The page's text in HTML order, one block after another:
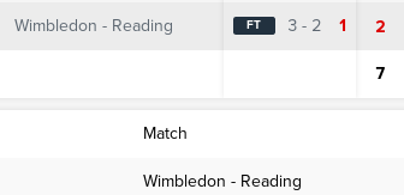
Wimbledon - Reading FT 3 - 2 1
2
7
Match
Wimbledon - Reading